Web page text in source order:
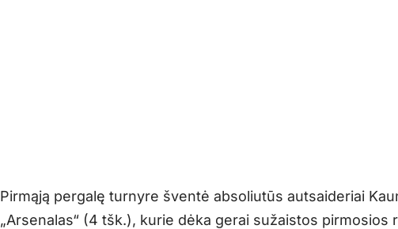
Pirmąją pergalę turnyre šventė absoliutūs autsaideriai
„Arsenalas“ (4 tšk.), kurie dėka gerai sužaistos pirmosios